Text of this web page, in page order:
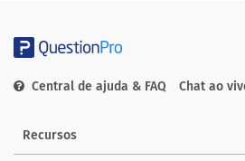
Central de ajuda & FAQ Chat ao
Recursos